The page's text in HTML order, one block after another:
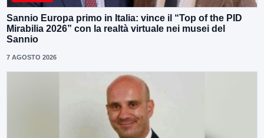
Sannio Europa primo in Italia: vince il “Top of the PID
Mirabilia 2026” con la realtà virtuale nei musei del
Sannio
7 AGOSTO 2026